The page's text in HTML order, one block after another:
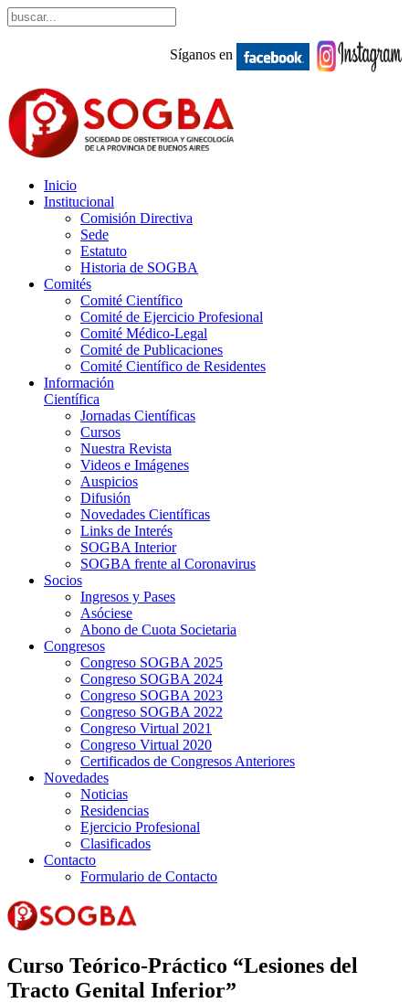
Síganos en
Inicio
Institucional
Comisión Directiva
Sede
Estatuto
Historia de SOGBA
Comités
Comité Científico
Comité de Ejercicio Profesional
Comité Médico-Legal
Comité de Publicaciones
Comité Científico de Residentes
Información
Científica
Jornadas Científicas
Cursos
Nuestra Revista
Videos e Imágenes
Auspicios
Difusión
Novedades Científicas
Links de Interés
SOGBA Interior
SOGBA frente al Coronavirus
Socios
Ingresos y Pases
Asóciese
Abono de Cuota Societaria
Congresos
Congreso SOGBA 2025
Congreso SOGBA 2024
Congreso SOGBA 2023
Congreso SOGBA 2022
Congreso Virtual 2021
Congreso Virtual 2020
Certificados de Congresos Anteriores
Novedades
Noticias
Residencias
Ejercicio Profesional
Clasificados
Contacto
Formulario de Contacto
Curso Teórico-Práctico “Lesiones del
Tracto Genital Inferior”